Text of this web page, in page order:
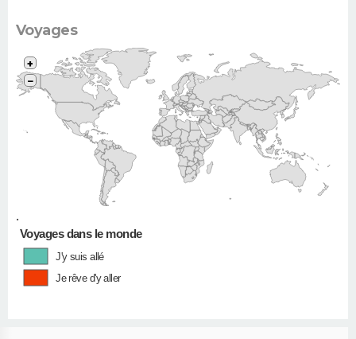
Voyages
•
+
−
Voyages dans le monde
J'y suis allé
Je rêve d'y aller